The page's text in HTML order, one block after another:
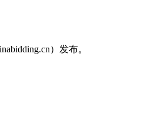
）发布。